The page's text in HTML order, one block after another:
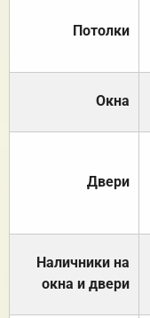
Потолки
Окна
Двери
Наличники на
окна и двери